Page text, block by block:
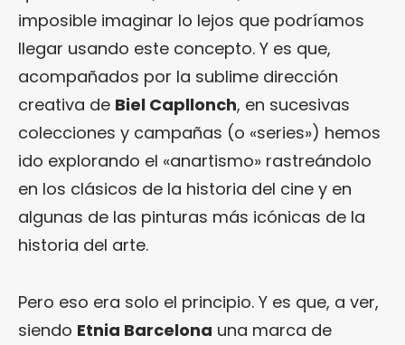
imposible imaginar lo lejos que podríamos
llegar usando este concepto. Y es que,
acompañados por la sublime dirección
creativa de Biel Capllonch, en sucesivas
colecciones y campañas (o «series») hemos
ido explorando el «anartismo» rastreándolo
en los clásicos de la historia del cine y en
algunas de las pinturas más icónicas de la
historia del arte.
Pero eso era solo el principio. Y es que, a ver,
siendo Etnia Barcelona una marca de